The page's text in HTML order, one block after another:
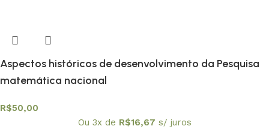
Aspectos históricos de desenvolvimento da Pesquisa
matemática nacional
R$50,00
Ou 3x de R$16,67 s/ juros